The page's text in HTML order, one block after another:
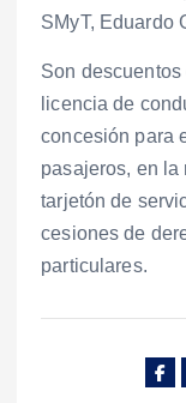
SMyT, Eduardo
Son
licencia de
concesión para
pasajeros, en la
tarjetón de
cesiones de
particulares.